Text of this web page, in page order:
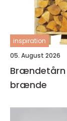
inspiration
05. August 2026
Brændetårn nem og effektiv opbevaring af
brænde